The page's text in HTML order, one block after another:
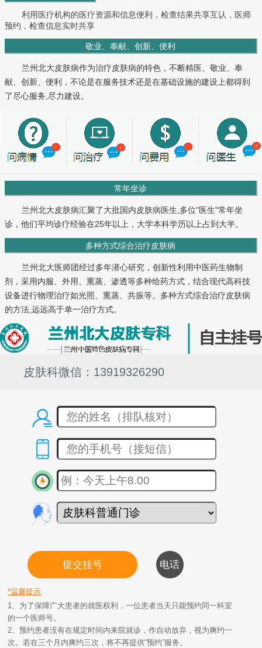
利用医疗机构的医疗资源和信息便利，检查结果共享互认，医师
预约，检查信息实时共享
敬业、奉献、创新、便利
兰州北大皮肤病作为治疗皮肤病的特色，不断精医、敬业、奉
献、创新、便利，不论是在服务技术还是在基础设施的建设上都得到
了尽心服务,尽力建设。
常年坐诊
兰州北大皮肤病汇聚了大批国内皮肤病医生,多位"医生"常年坐
诊，他们平均诊疗经验在25年以上，大学本科学历以上占到大半。
多种方式综合治疗皮肤病
兰州北大医师团经过多年潜心研究，创新性利用中医药生物制
剂，采用内服、外用、熏蒸、渗透等多种给药方式，结合现代高科技
设备进行物理治疗如光照、熏蒸、共振等。多种方式综合治疗皮肤病
的方法,远远高于单一治疗方式。
皮肤科微信：13919326290
*温馨提示
1、为了保障广大患者的就医权利，一位患者当天只能预约同一科室
的一个医师号。
2、预约患者没有在规定时间内来院就诊，作自动放弃，视为爽约一
次。若在三个月内爽约三次，将不再提供“预约”服务。